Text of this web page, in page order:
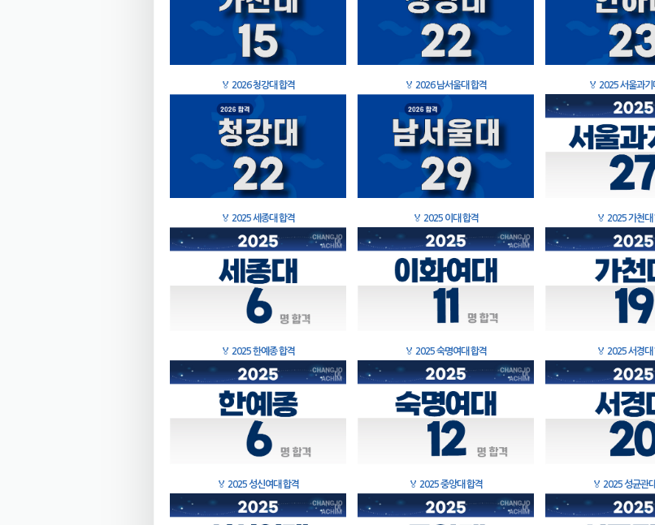
🏅 2026 청강대 합격 🏅 2026 남서울대 합격 🏅 2025 서울과기
🏅 2025 세종대 합격 🏅 2025 이대 합격 🏅 2025 가천대
🏅 2025 한예종 합격 🏅 2025 숙명여대 합격 🏅 2025 서경대
🏅 2025 성신여대 합격 🏅 2025 중앙대 합격 🏅 2025 성균관